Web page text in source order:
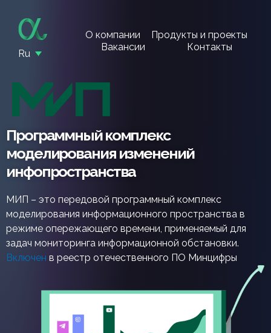
Ru
О компании
Продукты и проекты
Вакансии
Контакты
Программный комплекс
моделирования изменений
инфопространства
МИП – это передовой программный комплекс
моделирования информационного пространства в
режиме опережающего времени, применяемый для
задач мониторинга информационной обстановки.
Включен в реестр отечественного ПО Минцифры